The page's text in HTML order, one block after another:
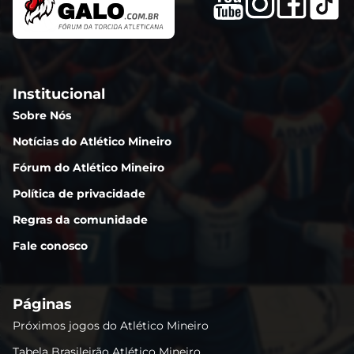
Institucional
Sobre Nós
Notícias do Atlético Mineiro
Fórum do Atlético Mineiro
Política de privacidade
Regras da comunidade
Fale conosco
Páginas
Próximos jogos do Atlético Mineiro